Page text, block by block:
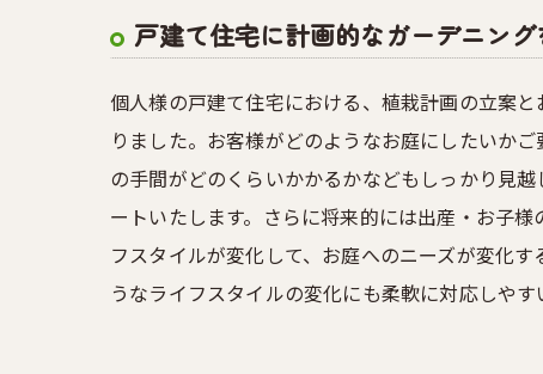
戸建て住宅に計画的なガーデニング
個人様の戸建て住宅における、植栽計画の立案
りました。お客様がどのようなお庭にしたいか
の手間がどのくらいかかるかなどもしっかり見
ートいたします。さらに将来的には出産・お子
フスタイルが変化して、お庭へのニーズが変化
うなライフスタイルの変化にも柔軟に対応しやす